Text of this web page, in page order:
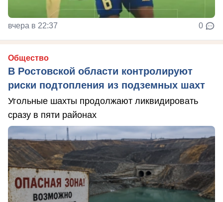
вчера в 22:37 0
Общество
В Ростовской области контролируют
риски подтопления из подземных шахт
Угольные шахты продолжают ликвидировать
сразу в пяти районах